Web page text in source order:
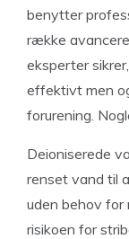
benytter
række
eksperter
effektivt men
forurening.
Deioniserede
renset vand til
uden behov for
risikoen for